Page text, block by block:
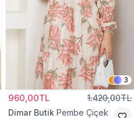
3
960,00TL 1.420,00TL
Dimar Butik Pembe Çiçek